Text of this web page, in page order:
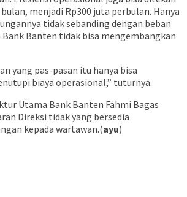
menjadi Rp300 juta perbulan. Hanya
tidak sebanding dengan beban
Banten tidak bisa mengembangkan
yang pas-pasan itu hanya bisa
biaya operasional,” tuturnya.
Utama Bank Banten Fahmi Bagas
Direksi tidak yang bersedia
kepada wartawan.(ayu)